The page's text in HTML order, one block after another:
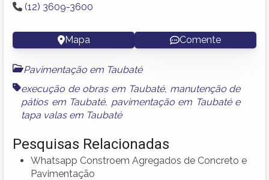
(12) 3609-3600
Mapa Comente
Pavimentação em Taubaté
execução de obras em Taubaté, manutenção de
pátios em Taubaté, pavimentação em Taubatée
tapa valas em Taubaté
Pesquisas Relacionadas
Whatsapp Constroem Agregados de Concreto e
Pavimentação